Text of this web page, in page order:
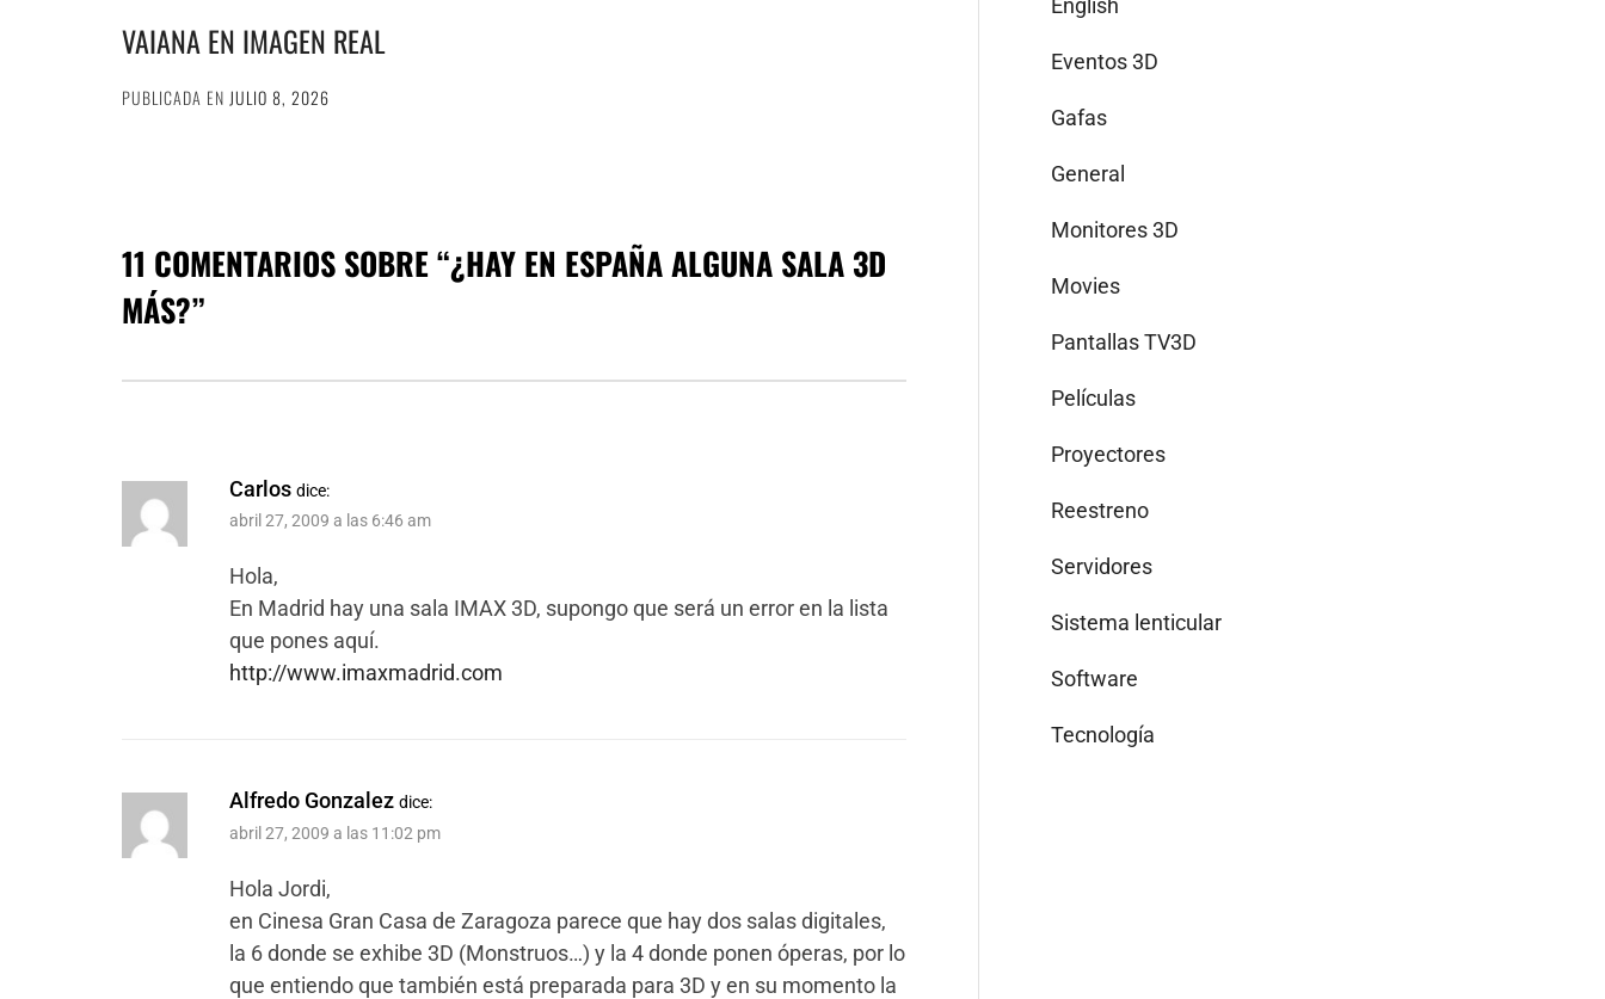
VAIANA EN IMAGEN REAL
PUBLICADA EN JULIO 8, 2026
11 COMENTARIOS SOBRE “¿HAY EN ESPAÑA ALGUNA SALA 3D
MÁS?”
Carlos dice:
abril 27, 2009 a las 6:46 am
Hola,
En Madrid hay una sala IMAX 3D, supongo que será un error en la lista
que pones aquí.
http://www.imaxmadrid.com
Alfredo Gonzalez dice:
abril 27, 2009 a las 11:02 pm
Hola Jordi,
en Cinesa Gran Casa de Zaragoza parece que hay dos salas digitales,
la 6 donde se exhibe 3D (Monstruos…) y la 4 donde ponen óperas, por lo
que entiendo que también está preparada para 3D y en su momento la
English
Eventos 3D
Gafas
General
Monitores 3D
Movies
Pantallas TV3D
Películas
Proyectores
Reestreno
Servidores
Sistema lenticular
Software
Tecnología